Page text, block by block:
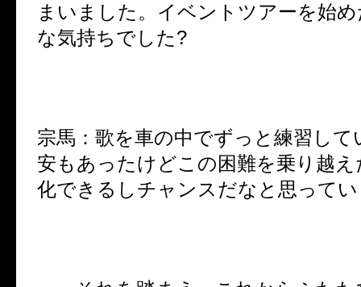
まいました。イベントツアーを始
な気持ちでした?
宗馬：歌を車の中でずっと練習して
安もあったけどこの困難を乗り越
化できるしチャンスだなと思って